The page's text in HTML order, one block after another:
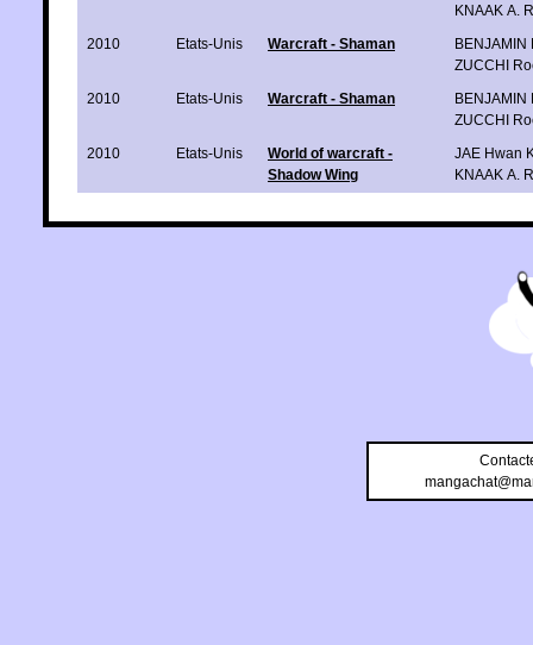
KNAAK A.
2010
Etats-Unis Warcraft - Shaman
BENJAMIN
ZUCCHI
2010
Etats-Unis Warcraft - Shaman
BENJAMIN
ZUCCHI
2010
Etats-Unis
World of warcraft -
Shadow Wing
JAE Hwan
KNAAK A.